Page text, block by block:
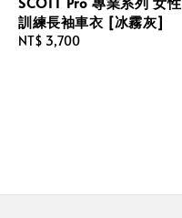
訓練長袖車衣 [冰霧灰]
Regular
NT$ 3,700